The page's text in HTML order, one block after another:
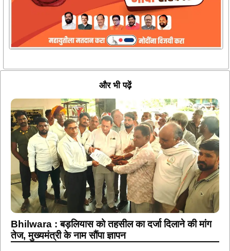
और भी पढ़ें
Bhilwara : बड़लियास को तहसील का दर्जा दिलाने की मांग
तेज, मुख्यमंत्री के नाम सौंपा ज्ञापन